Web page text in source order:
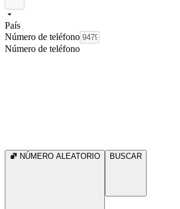
País
Número de teléfono
Número de teléfono
NÚMERO ALEATORIO BUSCAR